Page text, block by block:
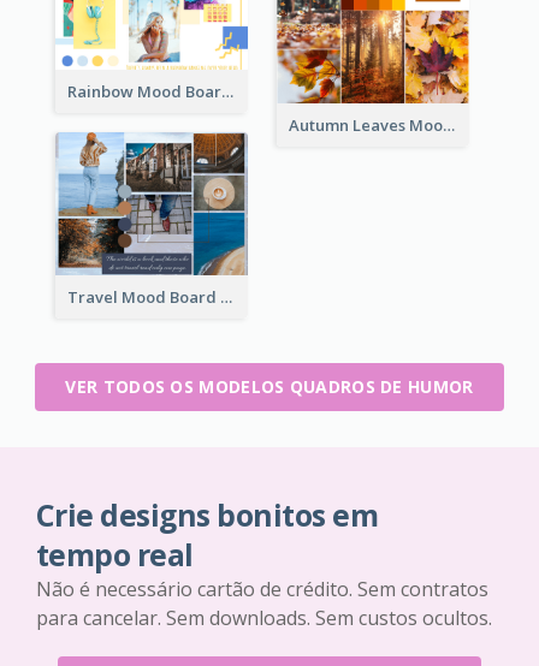
Rainbow Mood Board
Autumn Leaves Mood Board
Travel Mood Board
VER TODOS OS MODELOS QUADROS DE HUMOR
Crie designs bonitos em
tempo real
Não é necessário cartão de crédito. Sem contratos
para cancelar. Sem downloads. Sem custos ocultos.